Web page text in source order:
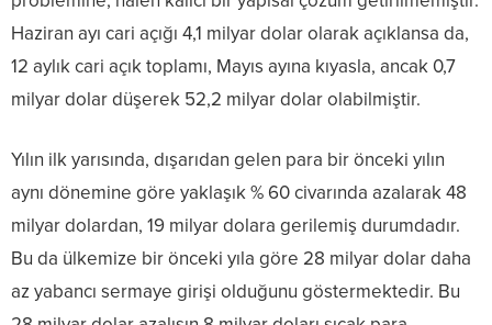
Haziran ayı cari açığı 4,1 milyar dolar olarak açıklansa da,
12 aylık cari açık toplamı, Mayıs ayına kıyasla, ancak 0,7
milyar dolar düşerek 52,2 milyar dolar olabilmiştir.
Yılın ilk yarısında, dışarıdan gelen para bir önceki yılın
aynı dönemine göre yaklaşık % 60 civarında azalarak 48
milyar dolardan, 19 milyar dolara gerilemiş durumdadır.
Bu da ülkemize bir önceki yıla göre 28 milyar dolar daha
az yabancı sermaye girişi olduğunu göstermektedir. Bu